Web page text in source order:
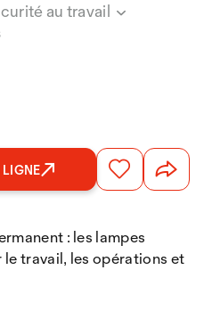
au travail
LIGNE
: les lampes
travail, les opérations et